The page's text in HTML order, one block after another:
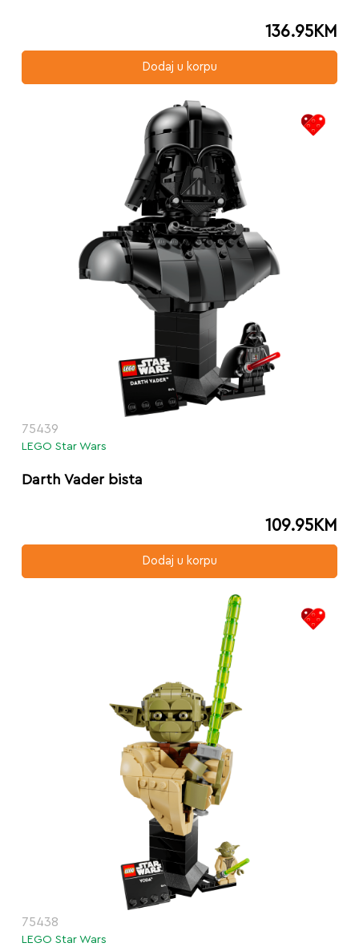
136.95KM
Dodaj u korpu
75439
LEGO Star Wars
Darth Vader bista
109.95KM
Dodaj u korpu
75438
LEGO Star Wars